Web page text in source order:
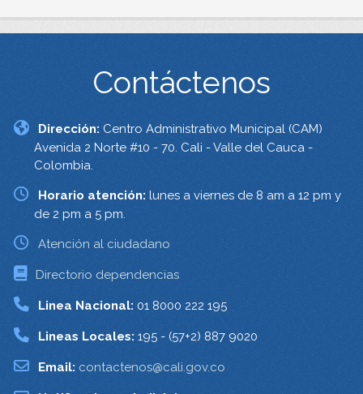
Contáctenos
Dirección: Centro Administrativo Municipal (CAM)
Avenida 2 Norte #10 - 70. Cali - Valle del Cauca -
Colombia.
Horario atención: lunes a viernes de 8 am a 12 pm y
de 2 pm a 5 pm.
Atención al ciudadano
Directorio dependencias
Linea Nacional: 01 8000 222 195
Lineas Locales: 195 - (57+2) 887 9020
Email: contactenos@cali.gov.co